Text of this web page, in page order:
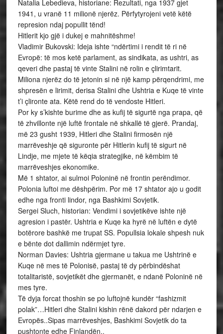
Natalia Lebedieva, historiane: Rezultati, nga 1937 gjet
1941, u vranë 11 milionë njerëz. Përfytyrojeni vetë këtë
represion ndaj popullit tënd!
Hitlerit kjo gjë i dukej e mahnitëshme!
Vladimir Bukovski: Ideja ishte “ndërtimi i rendit të ri në
Evropë: të mos ketë parlament, as sindikata, as ushtri, as
qeveri dhe pastaj të vinte Stalini në rolin e çlirimtarit.
Miliona njerëz do të jetonin si në një kamp përqendrimi, me
shpresën e lirimit, derisa Stalini dhe Ushtria e Kuqe të vinte
t’i çlironte ata. Këtë rend do të vendoste Hitleri.
Por ky s’kishte burime dhe as kufij të sigurtë nga prapa, që
të zhvillonte një luftë frontale në shkallë të gjerë. Prandaj,
më 23 gusht 1939, Hitleri dhe Stalini firmosën një
marrëveshje që siguronte për Hitlerin kufij të sigurt në
Lindje, me mjete të këqia strategjike, në këmbim të
marrëveshjes ekonomike.
Më 1 shtator, ai sulmoi Poloninë në frontin perëndimor.
Polonia luftoi me dëshpërim. Por më 17 shtator ajo u godit
edhe nga fronti lindor, nga Bashkimi Sovjetik.
Sergei Sluch, historian: Vendimi i sovjetikëve ishte një
agresion i pastër. Ushtria e Kuqe ka hyrë në luftën e dytë
botërore bashkë me trupat SS. Popullsia lokale shpesh nuk
e bënte dot dallimin ndërmjet tyre.
Norman Davies: Ushtria gjermane u takua me Ushtrinë e
Kuqe në mes të Polonisë, pastaj të dy përbindëshat
totalitaristë, sovjetikët dhe gjermanët, e ndanë Poloninë në
mes tyre.
Të dyja forcat thoshin se po luftojnë kundër “fashizmit
polak”…Hitleri dhe Stalini kishin rënë dakord për ndarjen e
Evropës..Sipas marrëveshjes, Bashkimi Sovjetik do ta
pushtonte edhe Finlandën..